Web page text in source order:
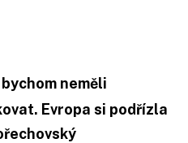
neměli
Evropa si podřízla